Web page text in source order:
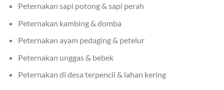
Peternakan sapi potong & sapi perah
Peternakan kambing & domba
Peternakan ayam pedaging & petelur
Peternakan unggas & bebek
Peternakan di desa terpencil & lahan kering